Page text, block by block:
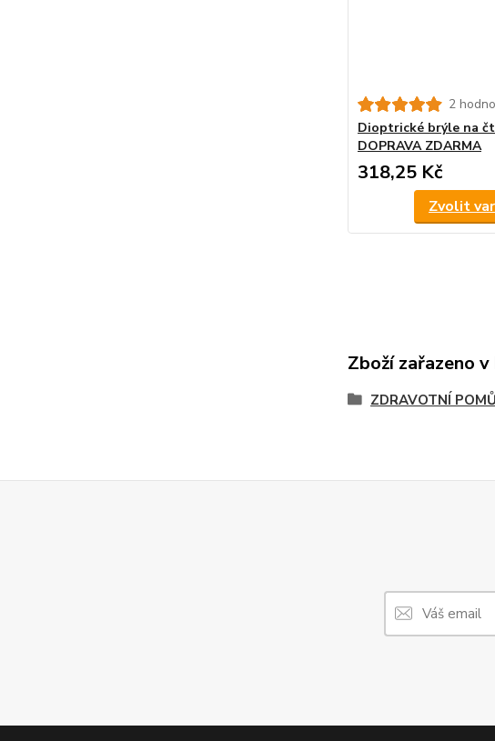
2
Dioptrické brýle na
DOPRAVA ZDARMA
318,25 Kč
Zvolit
Zboží zařazeno
ZDRAVOTNÍ